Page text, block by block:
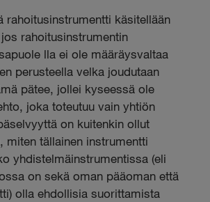
rahoitusinstrumentti käsitellään
rahoitusinstrumentin
lla ei ole määräysvaltaa
perusteella velka joudutaan
pätee, jollei kyseessä ole
joka toteutuu vain yhtiön
on kuitenkin ollut
miten tällainen instrumentti
yhdistelmäinstrumentissa (eli
on sekä oman pääoman että
olla ehdollisia suorittamista